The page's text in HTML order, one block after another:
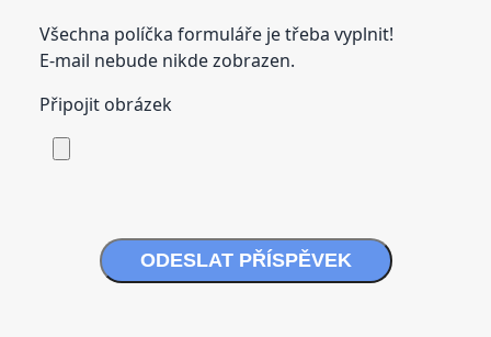
Všechna políčka formuláře je třeba vyplnit!
E-mail nebude nikde zobrazen.
Připojit obrázek
ODESLAT PŘÍSPĚVEK